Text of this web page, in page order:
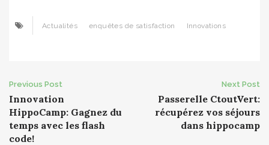
Actualités enquêtes de satisfaction Innovations
Post
navigation
Previous Post
Innovation
HippoCamp: Gagnez du
temps avec les flash
code!
Next Post
Passerelle CtoutVert:
récupérez vos séjours
dans hippocamp